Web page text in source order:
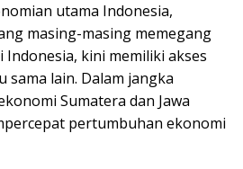
utama Indonesia,
masing-masing memegang
Indonesia, kini memiliki akses
sama lain. Dalam jangka
Sumatera dan Jawa
pertumbuhan ekonomi